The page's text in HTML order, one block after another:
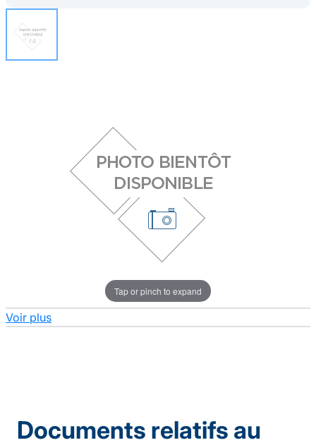
Tap or pinch to expand
Voir plus
Documents relatifs au